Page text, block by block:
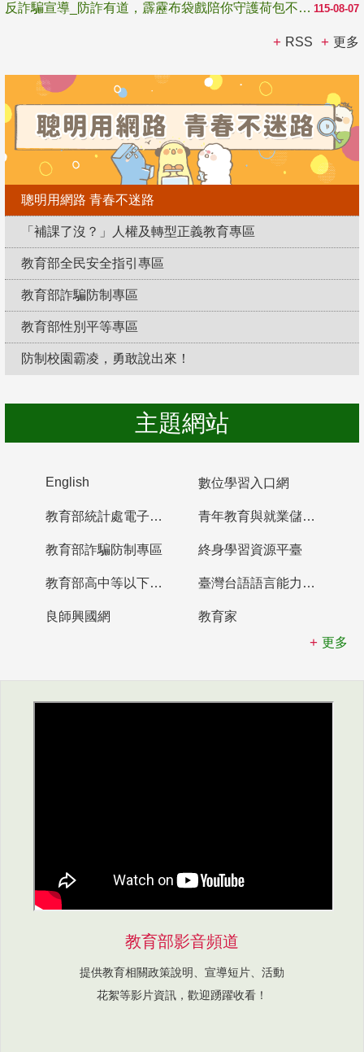
115-08-07
反詐騙宣導_防詐有道，霹靂布袋戲陪你守護荷包不受騙
RSS 更多
聰明用網路 青春不迷路
「補課了沒？」人權及轉型正義教育專區
教育部全民安全指引專區
教育部詐騙防制專區
教育部性別平等專區
防制校園霸凌，勇敢說出來！
主題網站
English 數位學習入口網
教育部統計處電子書櫃 青年教育與就業儲蓄帳戶
教育部詐騙防制專區 終身學習資源平臺
教育部高中等以下學校及幼兒園教師資格檢定考試 臺灣台語語言能力認證網站
良師興國網
教育家
更多
教育部影音頻道
提供教育相關政策說明、宣導短片、活動
花絮等影片資訊，歡迎踴躍收看！